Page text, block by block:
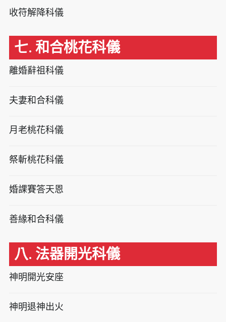
收符解降科儀
七. 和合桃花科儀
離婚辭祖科儀
夫妻和合科儀
月老桃花科儀
祭斬桃花科儀
婚課賽答天恩
善緣和合科儀
八. 法器開光科儀
神明開光安座
神明退神出火